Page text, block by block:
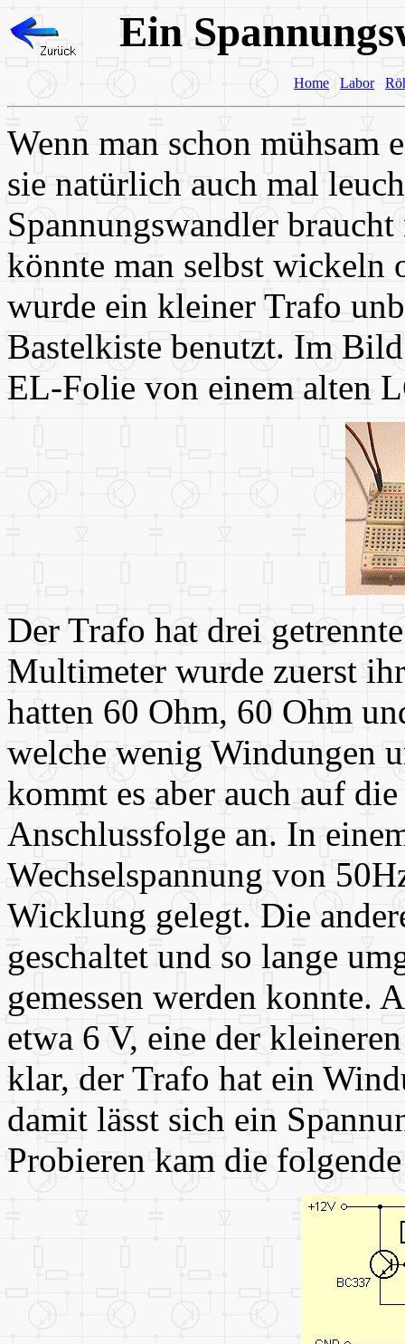
Ein
Home Labor
Wenn man schon mühsam
sie natürlich auch mal
Spannungswandler
könnte man selbst wickeln
wurde ein kleiner Trafo
Bastelkiste benutzt. Im
EL-Folie von einem alten
Der Trafo hat drei
Multimeter wurde zuerst
hatten 60 Ohm, 60 Ohm
welche wenig Windungen
kommt es aber auch auf
Anschlussfolge an. In
Wechselspannung von
Wicklung gelegt. Die
geschaltet und so lange
gemessen werden konnte.
etwa 6 V, eine der
klar, der Trafo hat ein
damit lässt sich ein
Probieren kam die